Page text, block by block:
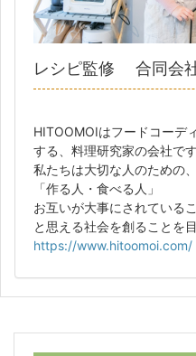
レシピ監修 合同会
HITOOMOIはフードコーデ
する、料理研究家の会社です
私たちは大切な人のための
「作る人・食べる人」
お互いが大事にされている
と思える社会を創ることを
https://www.hitoomoi.com/